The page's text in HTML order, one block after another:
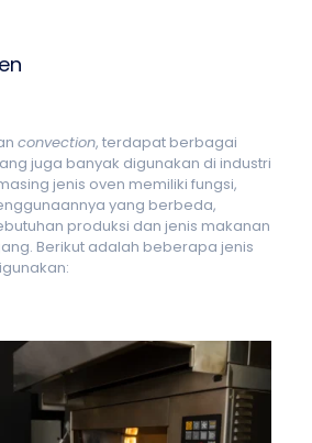
convection, terdapat berbagai
juga banyak digunakan di industri
jenis oven memiliki fungsi,
yang berbeda,
produksi dan jenis makanan
Berikut adalah beberapa jenis